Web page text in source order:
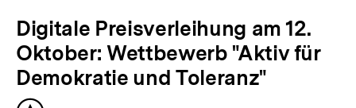
e
r
i
g
N
ä
c
h
Digitale Preisverleihung am 12.
Oktober: Wettbewerb "Aktiv für
Demokratie und Toleranz"